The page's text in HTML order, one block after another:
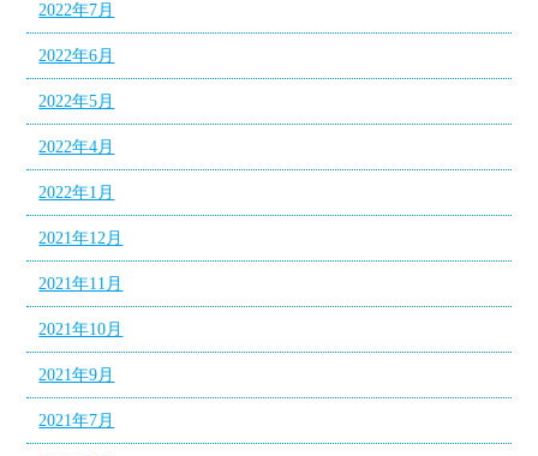
2022年7月
2022年6月
2022年5月
2022年4月
2022年1月
2021年12月
2021年11月
2021年10月
2021年9月
2021年7月